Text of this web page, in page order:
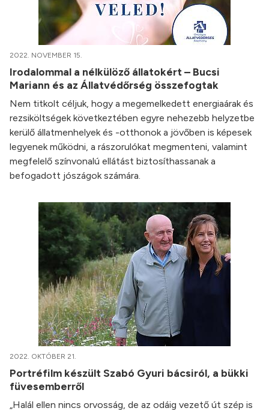
2022. NOVEMBER 15.
Irodalommal a nélkülöző állatokért – Bucsi
Mariann és az Állatvédőrség összefogtak
Nem titkolt céljuk, hogy a megemelkedett energiaárak és
rezsiköltségek következtében egyre nehezebb helyzetbe
kerülő állatmenhelyek és -otthonok a jövőben is képesek
legyenek működni, a rászorulókat megmenteni, valamint
megfelelő színvonalú ellátást biztosíthassanak a
befogadott jószágok számára.
2022. OKTÓBER 21.
Portréfilm készült Szabó Gyuri bácsiról, a bükki
füvesemberről
„Halál ellen nincs orvosság, de az odáig vezető út szép is